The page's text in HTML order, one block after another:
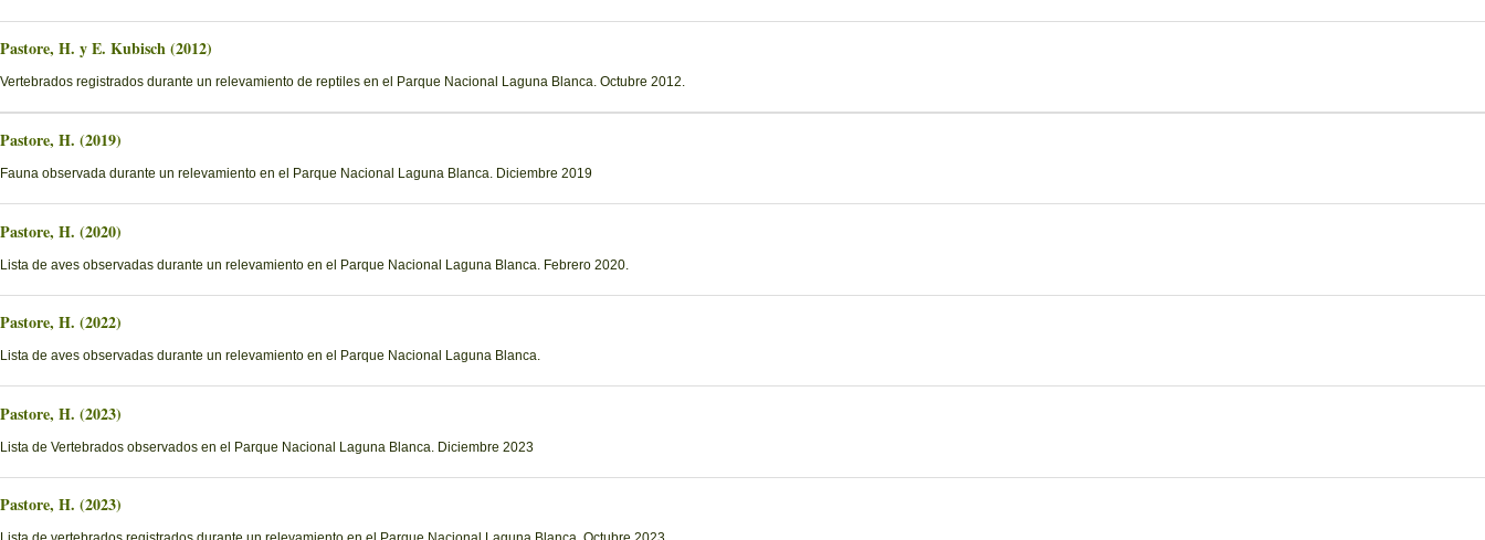
Pastore, H. y E. Kubisch (2012)
Vertebrados registrados durante un relevamiento de reptiles en el Parque Nacional Laguna Blanca. Octubre 2012.
Pastore, H. (2019)
Fauna observada durante un relevamiento en el Parque Nacional Laguna Blanca. Diciembre 2019
Pastore, H. (2020)
Lista de aves observadas durante un relevamiento en el Parque Nacional Laguna Blanca. Febrero 2020.
Pastore, H. (2022)
Lista de aves observadas durante un relevamiento en el Parque Nacional Laguna Blanca.
Pastore, H. (2023)
Lista de Vertebrados observados en el Parque Nacional Laguna Blanca. Diciembre 2023
Pastore, H. (2023)